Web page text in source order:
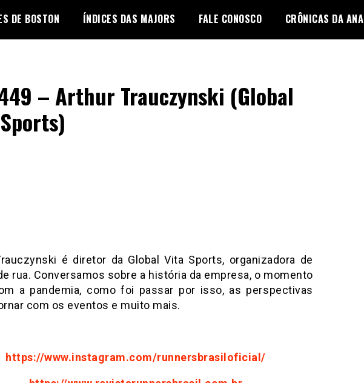
DE BOSTON ÍNDICES DAS MAJORS FALE CONOSCO CRÔNICAS DA ANA
– Arthur Trauczynski (Global
é diretor da Global Vita Sports, organizadora de
rua. Conversamos sobre a história da empresa, o momento
a pandemia, como foi passar por isso, as perspectivas
com os eventos e muito mais.
https://www.instagram.com/runnersbrasiloficial/